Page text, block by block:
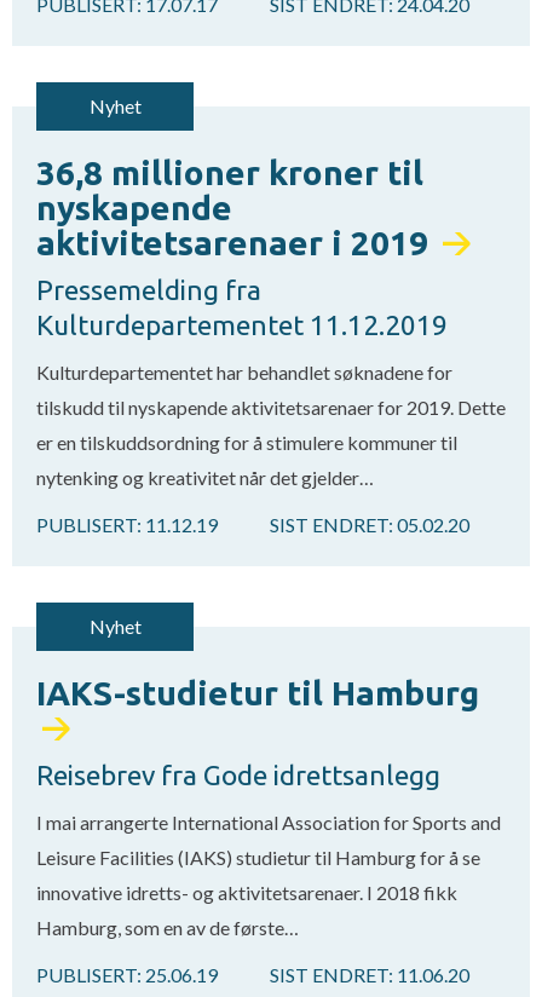
Nyhet
36,8 millioner kroner til
nyskapende
aktivitetsarenaer i 2019
Pressemelding fra
Kulturdepartementet 11.12.2019
Kulturdepartementet har behandlet søknadene for
tilskudd til nyskapende aktivitetsarenaer for 2019. Dette
er en tilskuddsordning for å stimulere kommuner til
nytenking og kreativitet når det gjelder…
PUBLISERT: 11.12.19 SIST ENDRET: 05.02.20
Nyhet
IAKS-studietur til Hamburg
Reisebrev fra Gode idrettsanlegg
I mai arrangerte International Association for Sports and
Leisure Facilities (IAKS) studietur til Hamburg for å se
innovative idretts- og aktivitetsarenaer. I 2018 fikk
Hamburg, som en av de første…
PUBLISERT: 25.06.19 SIST ENDRET: 11.06.20